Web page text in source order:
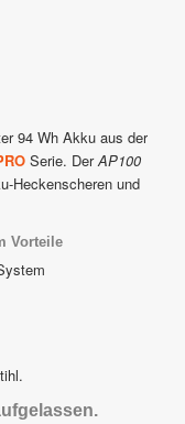
94 Wh Akku aus der
Serie. DerAP100
Heckenscheren und
Vorteile